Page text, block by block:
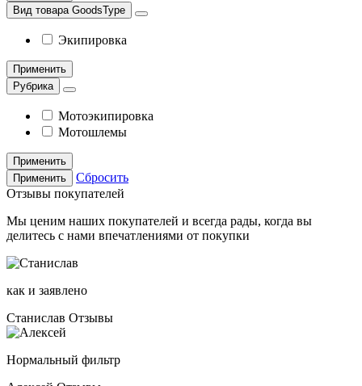
Вид товара GoodsType
Экипировка
Применить
Рубрика
Мотоэкипировка
Мотошлемы
Применить
Применить
Сбросить
Отзывы покупателей
Мы ценим наших покупателей и всегда рады, когда вы
делитесь с нами впечатлениями от покупки
как и заявлено
Станислав Отзывы
Нормальный фильтр